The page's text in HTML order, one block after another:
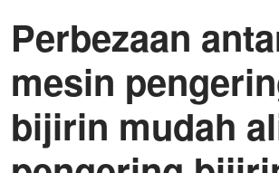
Perbezaan
mesin
bijirin mudah